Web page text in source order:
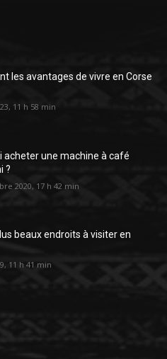
les avantages de vivre en Corse
11 h 58 min
acheter une machine à café
?
2020, 17 h 42 min
beaux endroits à visiter en
11 h 41 min